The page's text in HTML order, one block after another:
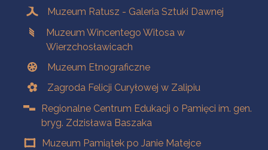
Muzeum Ratusz - Galeria Sztuki Dawnej
Muzeum Wincentego Witosa w
Wierzchosławicach
Muzeum Etnograficzne
Zagroda Felicji Curyłowej w Zalipiu
Regionalne Centrum Edukacji o Pamięci im. gen.
bryg. Zdzisława Baszaka
Muzeum Pamiątek po Janie Matejce